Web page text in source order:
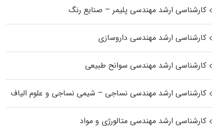
کارشناسی ارشد مهندسی پلیمر – صنایع رنگ
کارشناسی ارشد مهندسی داروسازی
کارشناسی ارشد مهندسی سوانح طبیعی
کارشناسی ارشد مهندسی نساجی – شیمی نساجی و علوم الیاف
کارشناسی ارشد مهندسی متالورژی و مواد